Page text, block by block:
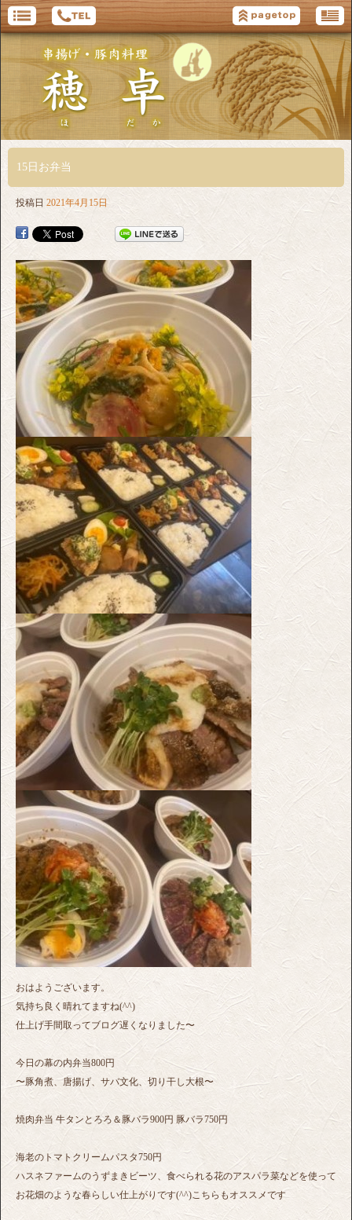
15日お弁当
投稿日 2021年4月15日
おはようございます。
気持ち良く晴れてますね(^^)
仕上げ手間取ってブログ遅くなりました〜
今日の幕の内弁当800円
〜豚角煮、唐揚げ、サバ文化、切り干し大根〜
焼肉弁当 牛タンとろろ＆豚バラ900円 豚バラ750円
海老のトマトクリームパスタ750円
ハスネファームのうずまきビーツ、食べられる花のアスパラ菜などを使って
お花畑のような春らしい仕上がりです(^^)こちらもオススメです